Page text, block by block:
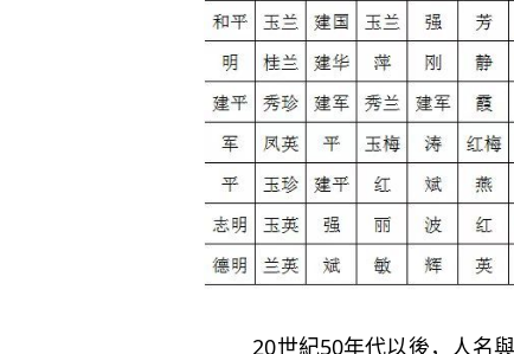
20世紀50年代以後，人名與